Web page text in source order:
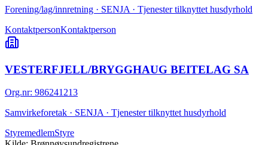
Forening/lag/innretning · SENJA · Tjenester tilknyttet husdyrhold
KontaktpersonKontaktperson
VESTERFJELL/BRYGGHAUG BEITELAG SA
Org.nr: 986241213
Samvirkeforetak · SENJA · Tjenester tilknyttet husdyrhold
StyremedlemStyre